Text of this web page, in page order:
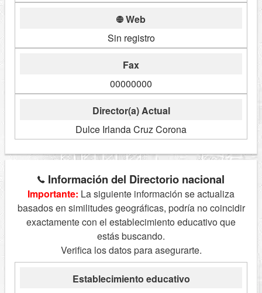
Web
Sin registro
Fax
00000000
Director(a) Actual
Dulce Irlanda Cruz Corona
Información del Directorio nacional
Importante: La siguiente información se actualiza
basados en similitudes geográficas, podría no coincidir
exactamente con el establecimiento educativo que
estás buscando.
Verifica los datos para asegurarte.
Establecimiento educativo